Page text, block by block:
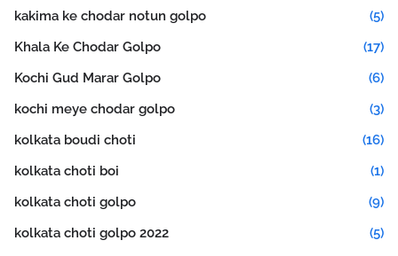
kakima ke chodar notun golpo
(5)
Khala Ke Chodar Golpo
(17)
Kochi Gud Marar Golpo
(6)
kochi meye chodar golpo
(3)
kolkata boudi choti
(16)
kolkata choti boi
(1)
kolkata choti golpo
(9)
kolkata choti golpo 2022
(5)